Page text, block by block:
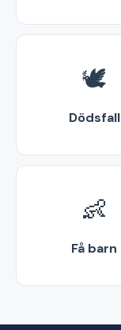
🕊️
Dödsfall
👶
Få barn